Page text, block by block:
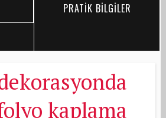
PRATİK BİLGİLER
kaplama